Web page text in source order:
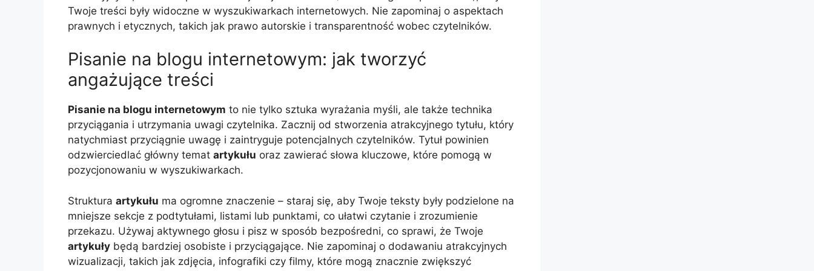
Twoje treści były widoczne w wyszukiwarkach internetowych. Nie zapominaj o aspektach
prawnych i etycznych, takich jak prawo autorskie i transparentność wobec czytelników.
Pisanie na blogu internetowym: jak tworzyć
angażujące treści
Pisanie na blogu internetowym to nie tylko sztuka wyrażania myśli, ale także technika
przyciągania i utrzymania uwagi czytelnika. Zacznij od stworzenia atrakcyjnego tytułu, który
natychmiast przyciągnie uwagę i zaintryguje potencjalnych czytelników. Tytuł powinien
odzwierciedlać główny temat artykułu oraz zawierać słowa kluczowe, które pomogą w
pozycjonowaniu w wyszukiwarkach.
Struktura artykułu ma ogromne znaczenie – staraj się, aby Twoje teksty były podzielone na
mniejsze sekcje z podtytułami, listami lub punktami, co ułatwi czytanie i zrozumienie
przekazu. Używaj aktywnego głosu i pisz w sposób bezpośredni, co sprawi, że Twoje
artykuły będą bardziej osobiste i przyciągające. Nie zapominaj o dodawaniu atrakcyjnych
wizualizacji, takich jak zdjęcia, infografiki czy filmy, które mogą znacznie zwiększyć